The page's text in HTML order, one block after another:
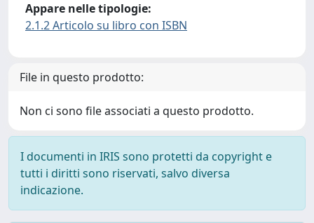
Appare nelle tipologie:
2.1.2 Articolo su libro con ISBN
File in questo prodotto:
Non ci sono file associati a questo prodotto.
I documenti in IRIS sono protetti da copyright e
tutti i diritti sono riservati, salvo diversa
indicazione.